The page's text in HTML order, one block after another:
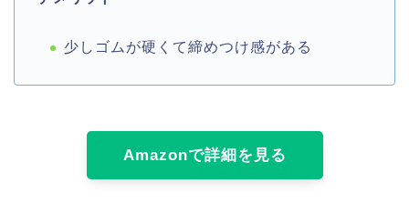
少しゴムが硬くて締めつけ感がある
Amazonで詳細を見る